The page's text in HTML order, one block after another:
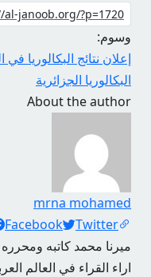
وسوم:
إعلان نتائج البكالوريا في
البكالوريا الجزائرية
About the author
mrna mohamed
Social Links
Facebook
Twitter
ميرنا محمد كاتبه ومحرره
اراء القراء في العالم